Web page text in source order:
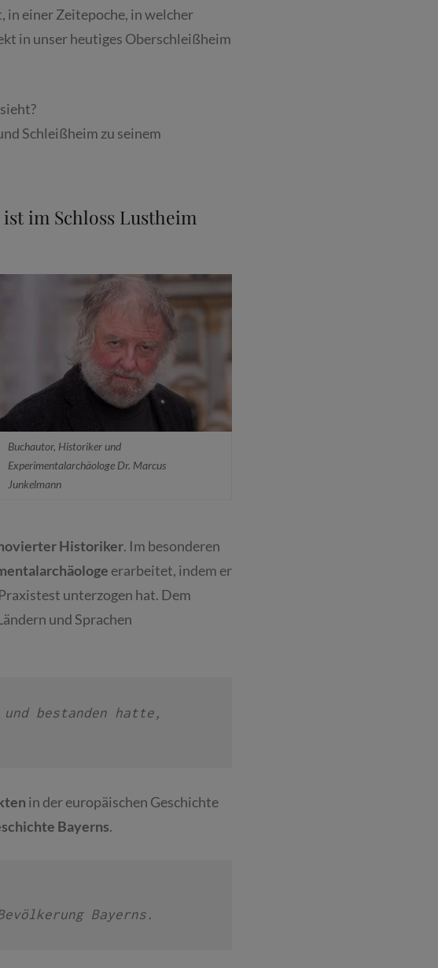
in einer Zeitepoche, in welcher
in unser heutiges Oberschleißheim
Schleißheim zu seinem
im Schloss Lustheim
Buchautor, Historiker und
Experimentalarchäologe Dr. Marcus
Junkelmann
Historiker. Im besonderen
erarbeitet, indem er
unterzogen hat. Dem
und Sprachen
bestanden hatte,
in der europäischen Geschichte
Bayerns.
Bayerns.